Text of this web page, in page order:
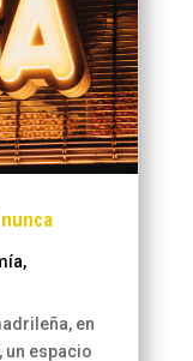
,
en
un espacio